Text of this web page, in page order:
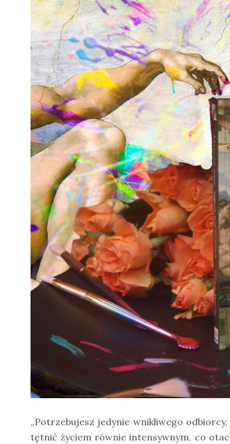
„Potrzebujesz jedynie wnikliwego
tętnić życiem równie intensywnym, co